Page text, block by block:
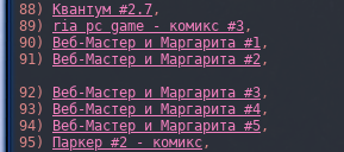
88)
Квантум #2.7,
89)
ria pc game - комикс #3,
90)
Веб-Мастер и Маргарита #1,
91)
Веб-Мастер и Маргарита #2,
92)
Веб-Мастер и Маргарита #3,
93)
Веб-Мастер и Маргарита #4,
94)
Веб-Мастер и Маргарита #5,
95)
Паркер #2 - комикс,